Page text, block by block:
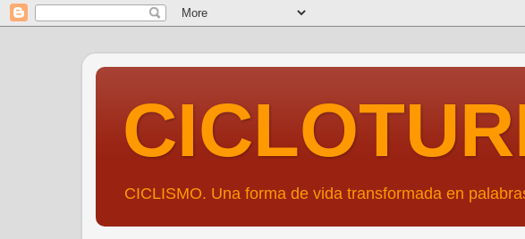
CICLISMO. Una forma de vida transformada en